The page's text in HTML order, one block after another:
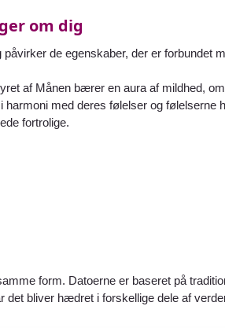
om dig
de egenskaber, der er forbundet
af Månen bærer en aura af mildhed,
med deres følelser og følelserne
fortrolige.
form. Datoerne er baseret på
det bliver hædret i forskellige dele af